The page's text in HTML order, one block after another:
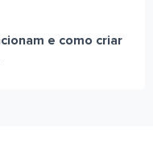
e como criar